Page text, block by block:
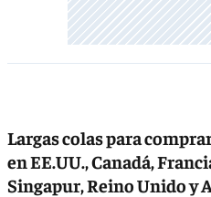
Largas colas para
en EE.UU., Canadá,
Singapur, Reino Unido y